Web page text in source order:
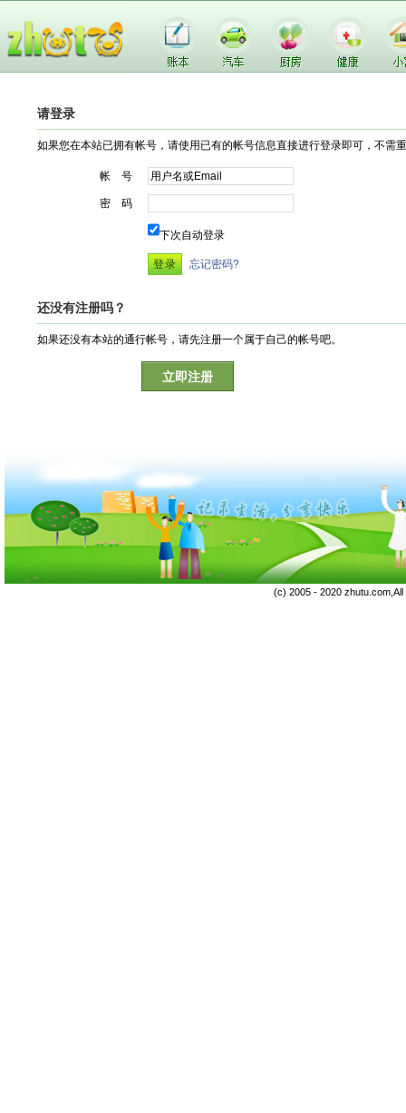
请登录
如果您在本站已拥有帐号，请使用已有的帐号信息直接进行登录即可，不需
帐 号
密 码
下次自动登录
忘记密码?
还没有注册吗？
如果还没有本站的通行帐号，请先注册一个属于自己的帐号吧。
立即注册
(c) 2005 - 2020